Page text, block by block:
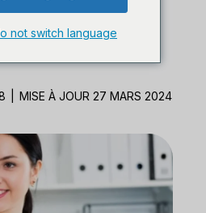
?
MISE À JOUR 27 MARS 2024
not switch language